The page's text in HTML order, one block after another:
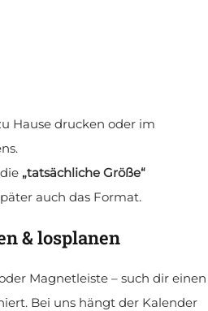
Hause drucken oder im
„tatsächliche Größe“
auch das Format.
& losplanen
Magnetleiste – such dir einen
Bei uns hängt der Kalender